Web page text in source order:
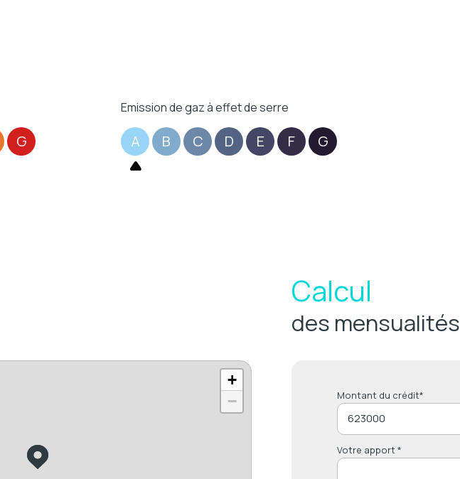
G
Emission de gaz à effet de serre
A B C D E F G
+
−
Calcul
des mensualités
Montant du crédit*
Votre apport *